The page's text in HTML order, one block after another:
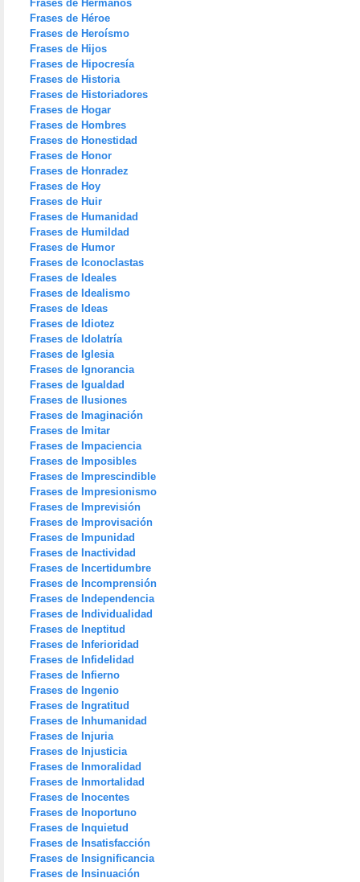
Frases de Hermanos
Frases de Héroe
Frases de Heroísmo
Frases de Hijos
Frases de Hipocresía
Frases de Historia
Frases de Historiadores
Frases de Hogar
Frases de Hombres
Frases de Honestidad
Frases de Honor
Frases de Honradez
Frases de Hoy
Frases de Huir
Frases de Humanidad
Frases de Humildad
Frases de Humor
Frases de Iconoclastas
Frases de Ideales
Frases de Idealismo
Frases de Ideas
Frases de Idiotez
Frases de Idolatría
Frases de Iglesia
Frases de Ignorancia
Frases de Igualdad
Frases de Ilusiones
Frases de Imaginación
Frases de Imitar
Frases de Impaciencia
Frases de Imposibles
Frases de Imprescindible
Frases de Impresionismo
Frases de Imprevisión
Frases de Improvisación
Frases de Impunidad
Frases de Inactividad
Frases de Incertidumbre
Frases de Incomprensión
Frases de Independencia
Frases de Individualidad
Frases de Ineptitud
Frases de Inferioridad
Frases de Infidelidad
Frases de Infierno
Frases de Ingenio
Frases de Ingratitud
Frases de Inhumanidad
Frases de Injuria
Frases de Injusticia
Frases de Inmoralidad
Frases de Inmortalidad
Frases de Inocentes
Frases de Inoportuno
Frases de Inquietud
Frases de Insatisfacción
Frases de Insignificancia
Frases de Insinuación